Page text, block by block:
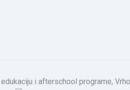
i afterschool programe,